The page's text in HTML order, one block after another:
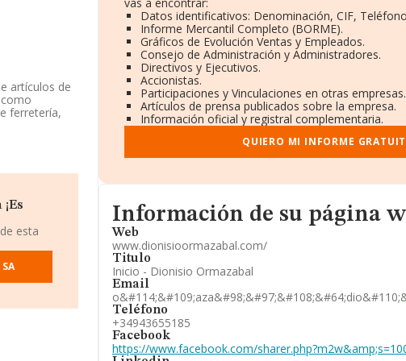
artículos de
ferretería,
tiene
por debajo
ha caído
a la 850 del
S.L; sin
de
peor
Casa Color
esta
Datos identificativos: Denominación, CIF,
Informe Mercantil Completo (BORME).
Gráficos de Evolución Ventas y Empleados.
Consejo de Administración y Administradores.
Directivos y Ejecutivos.
Accionistas.
Participaciones y Vinculaciones en otras empresas.
Artículos de prensa publicados sobre la empresa.
Información oficial y registral complementaria.
QUIERO MI INFORME
Informacion de su página web
Información de su página
Web
www.dionisioormazabal.com/
Titulo
Inicio - Dionisio Ormazabal
Email
Teléfono
+34943655185
Facebook
https://www.facebook.com/